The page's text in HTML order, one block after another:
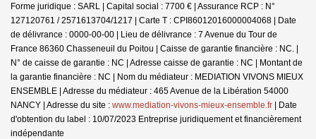
Forme juridique : SARL | Capital social : 7700 € | Assurance RCP : N°
127120761 / 2571613704/1217 | Carte T : CPI86012016000004068 | Date
de délivrance : 0000-00-00 | Lieu de délivrance : 7 Avenue du Tour de
France 86360 Chasseneuil du Poitou | Caisse de garantie financière : NC. |
N° de caisse de garantie : NC | Adresse caisse de garantie : NC | Montant de
la garantie financière : NC | Nom du médiateur : MEDIATION VIVONS MIEUX
ENSEMBLE | Adresse du médiateur : 465 Avenue de la Libération 54000
NANCY | Adresse du site : www.mediation-vivons-mieux-ensemble.fr | Date
d'obtention du label : 10/07/2023 Entreprise juridiquement et financièrement
indépendante